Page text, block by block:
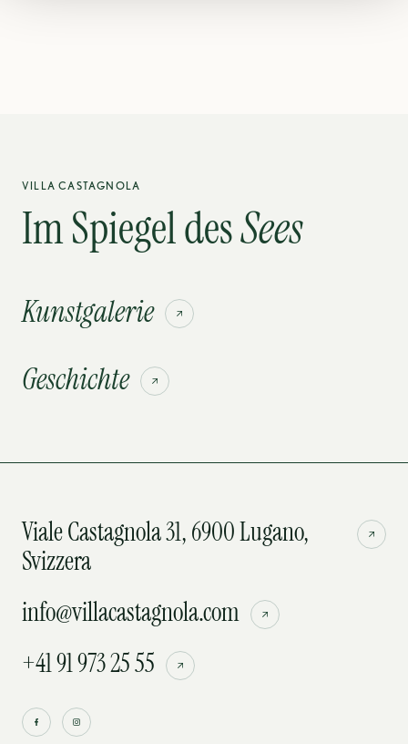
VILLA CASTAGNOLA
Im Spiegel desSees
Kunstgalerie
Geschichte
Viale Castagnola 31, 6900 Lugano,
Svizzera
info@villacastagnola.com
+41 91 973 25 55